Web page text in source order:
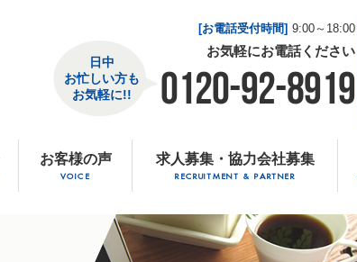
[お電話受付時間] 9:00～18:00
お気軽にお電話ください
0120-92-8919
日中
お忙しい方も
お気軽に!!
お客様の声
VOICE
求人募集・協力会社募集
RECRUITMENT & PARTNER